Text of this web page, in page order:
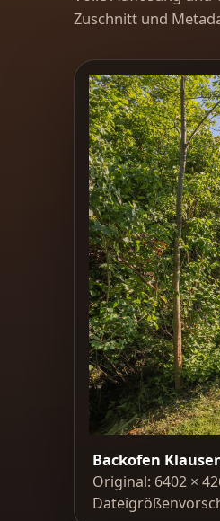
Zuschnitt und
Backofen
Original: 6402 ×